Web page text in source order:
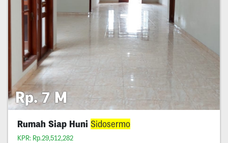
Rp. 7 M
Rumah Siap Huni Sidosermo
KPR: Rp.29,512,282